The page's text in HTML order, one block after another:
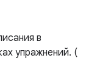
в
упражнений. (